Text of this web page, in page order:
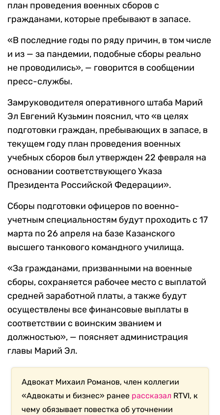
план проведения военных сборов с
гражданами, которые пребывают в запасе.
«В последние годы по ряду причин, в том числе
и из — за пандемии, подобные сборы реально
не проводились», — говорится в сообщении
пресс-службы.
Замруководителя оперативного штаба Марий
Эл Евгений Кузьмин пояснил, что «в целях
подготовки граждан, пребывающих в запасе, в
текущем году план проведения военных
учебных сборов был утвержден 22 февраля на
основании соответствующего Указа
Президента Российской Федерации».
Сборы подготовки офицеров по военно-
учетным специальностям будут проходить с 17
марта по 26 апреля на базе Казанского
высшего танкового командного училища.
«За гражданами, призванными на военные
сборы, сохраняется рабочее место с выплатой
средней заработной платы, а также будут
осуществлены все финансовые выплаты в
соответствии с воинским званием и
должностью», — поясняет администрация
главы Марий Эл.
Адвокат Михаил Романов, член коллегии
«Адвокаты и бизнес» ранее рассказал RTVI, к
чему обязывает повестка об уточнении